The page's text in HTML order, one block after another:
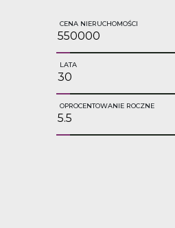
CENA NIERUCHOMOŚCI
LATA
OPROCENTOWANIE ROCZNE